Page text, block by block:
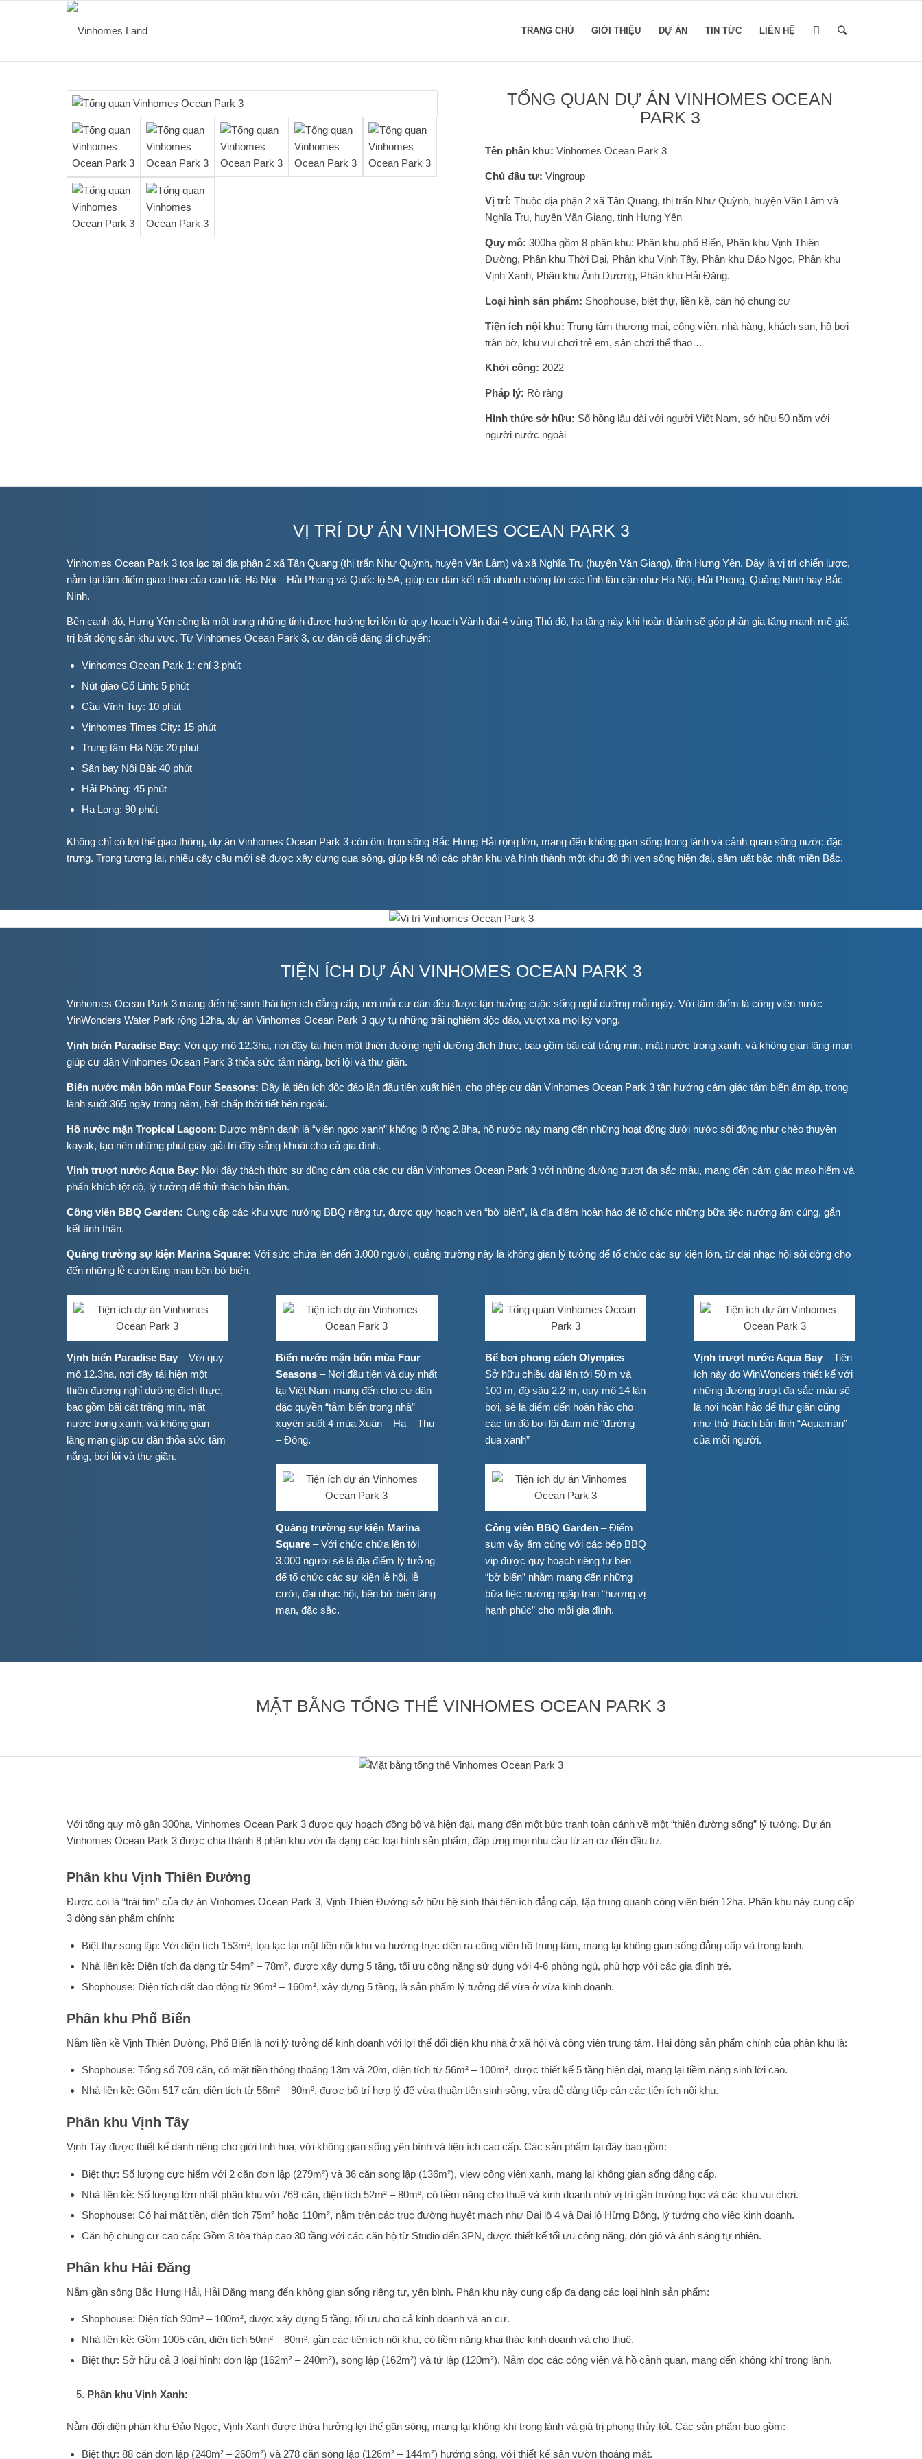
TRANG CHỦ GIỚI THIỆU DỰ ÁN TIN TỨC LIÊN HỆ
TỔNG QUAN DỰ ÁN VINHOMES OCEAN
PARK 3
Tên phân khu: Vinhomes Ocean Park 3
Chủ đầu tư: Vingroup
Vị trí: Thuộc địa phận 2 xã Tân Quang, thị trấn Như Quỳnh, huyện Văn Lâm và
Nghĩa Trụ, huyện Văn Giang, tỉnh Hưng Yên
Quy mô: 300ha gồm 8 phân khu: Phân khu phố Biển, Phân khu Vịnh Thiên
Đường, Phân khu Thời Đại, Phân khu Vịnh Tây, Phân khu Đảo Ngọc, Phân khu
Vịnh Xanh, Phân khu Ánh Dương, Phân khu Hải Đăng.
Loại hình sản phẩm: Shophouse, biệt thự, liền kề, căn hộ chung cư
Tiện ích nội khu: Trung tâm thương mại, công viên, nhà hàng, khách sạn, hồ bơi
tràn bờ, khu vui chơi trẻ em, sân chơi thể thao…
Khởi công: 2022
Pháp lý: Rõ ràng
Hình thức sở hữu: Sổ hồng lâu dài với người Việt Nam, sở hữu 50 năm với
người nước ngoài
VỊ TRÍ DỰ ÁN VINHOMES OCEAN PARK 3
Vinhomes Ocean Park 3 tọa lạc tại địa phận 2 xã Tân Quang (thị trấn Như Quỳnh, huyện Văn Lâm) và xã Nghĩa Trụ (huyện Văn Giang), tỉnh Hưng Yên. Đây là vị trí chiến lược,
nằm tại tâm điểm giao thoa của cao tốc Hà Nội – Hải Phòng và Quốc lộ 5A, giúp cư dân kết nối nhanh chóng tới các tỉnh lân cận như Hà Nội, Hải Phòng, Quảng Ninh hay Bắc
Ninh.
Bên cạnh đó, Hưng Yên cũng là một trong những tỉnh được hưởng lợi lớn từ quy hoạch Vành đai 4 vùng Thủ đô, hạ tầng này khi hoàn thành sẽ góp phần gia tăng mạnh mẽ giá
trị bất động sản khu vực. Từ Vinhomes Ocean Park 3, cư dân dễ dàng di chuyển:
Vinhomes Ocean Park 1: chỉ 3 phút
Nút giao Cổ Linh: 5 phút
Cầu Vĩnh Tuy: 10 phút
Vinhomes Times City: 15 phút
Trung tâm Hà Nội: 20 phút
Sân bay Nội Bài: 40 phút
Hải Phòng: 45 phút
Hạ Long: 90 phút
Không chỉ có lợi thế giao thông, dự án Vinhomes Ocean Park 3 còn ôm trọn sông Bắc Hưng Hải rộng lớn, mang đến không gian sống trong lành và cảnh quan sông nước đặc
trưng. Trong tương lai, nhiều cây cầu mới sẽ được xây dựng qua sông, giúp kết nối các phân khu và hình thành một khu đô thị ven sông hiện đại, sầm uất bậc nhất miền Bắc.
TIỆN ÍCH DỰ ÁN VINHOMES OCEAN PARK 3
Vinhomes Ocean Park 3 mang đến hệ sinh thái tiện ích đẳng cấp, nơi mỗi cư dân đều được tận hưởng cuộc sống nghỉ dưỡng mỗi ngày. Với tâm điểm là công viên nước
VinWonders Water Park rộng 12ha, dự án Vinhomes Ocean Park 3 quy tụ những trải nghiệm độc đáo, vượt xa mọi kỳ vọng.
Vịnh biển Paradise Bay: Với quy mô 12.3ha, nơi đây tái hiện một thiên đường nghỉ dưỡng đích thực, bao gồm bãi cát trắng mịn, mặt nước trong xanh, và không gian lãng mạn
giúp cư dân Vinhomes Ocean Park 3 thỏa sức tắm nắng, bơi lội và thư giãn.
Biển nước mặn bốn mùa Four Seasons: Đây là tiện ích độc đáo lần đầu tiên xuất hiện, cho phép cư dân Vinhomes Ocean Park 3 tận hưởng cảm giác tắm biển ấm áp, trong
lành suốt 365 ngày trong năm, bất chấp thời tiết bên ngoài.
Hồ nước mặn Tropical Lagoon: Được mệnh danh là “viên ngọc xanh” khổng lồ rộng 2.8ha, hồ nước này mang đến những hoạt động dưới nước sôi động như chèo thuyền
kayak, tạo nên những phút giây giải trí đầy sảng khoái cho cả gia đình.
Vịnh trượt nước Aqua Bay: Nơi đây thách thức sự dũng cảm của các cư dân Vinhomes Ocean Park 3 với những đường trượt đa sắc màu, mang đến cảm giác mạo hiểm và
phấn khích tột độ, lý tưởng để thử thách bản thân.
Công viên BBQ Garden: Cung cấp các khu vực nướng BBQ riêng tư, được quy hoạch ven “bờ biển”, là địa điểm hoàn hảo để tổ chức những bữa tiệc nướng ấm cúng, gắn
kết tình thân.
Quảng trường sự kiện Marina Square: Với sức chứa lên đến 3.000 người, quảng trường này là không gian lý tưởng để tổ chức các sự kiện lớn, từ đại nhạc hội sôi động cho
đến những lễ cưới lãng mạn bên bờ biển.
Vịnh biển Paradise Bay – Với quy
mô 12.3ha, nơi đây tái hiện một
thiên đường nghỉ dưỡng đích thực,
bao gồm bãi cát trắng mịn, mặt
nước trong xanh, và không gian
lãng mạn giúp cư dân thỏa sức tắm
nắng, bơi lội và thư giãn.
Biển nước mặn bốn mùa Four
Seasons– Nơi đầu tiên và duy nhất
tại Việt Nam mang đến cho cư dân
đặc quyền “tắm biển trong nhà”
xuyên suốt 4 mùa Xuân – Hạ – Thu
– Đông.
Bể bơi phong cách Olympics–
Sở hữu chiều dài lên tới 50 m và
100 m, độ sâu 2.2 m, quy mô 14 làn
bơi, sẽ là điểm đến hoàn hảo cho
các tín đồ bơi lội đam mê “đường
đua xanh”
Vịnh trượt nước Aqua Bay – Tiện
ích này do WinWonders thiết kế với
những đường trượt đa sắc màu sẽ
là nơi hoàn hảo để thư giãn cũng
như thử thách bản lĩnh “Aquaman”
của mỗi người.
Quảng trường sự kiện Marina
Square– Với chức chứa lên tới
3.000 người sẽ là địa điểm lý tưởng
để tổ chức các sự kiện lễ hội, lễ
cưới, đại nhạc hội, bên bờ biển lãng
mạn, đặc sắc.
Công viên BBQ Garden– Điểm
sum vầy ấm cúng với các bếp BBQ
vip được quy hoạch riêng tư bên
“bờ biển” nhằm mang đến những
bữa tiệc nướng ngập tràn “hương vị
hạnh phúc” cho mỗi gia đình.
MẶT BẰNG TỔNG THỂ VINHOMES OCEAN PARK 3
Với tổng quy mô gần 300ha, Vinhomes Ocean Park 3 được quy hoạch đồng bộ và hiện đại, mang đến một bức tranh toàn cảnh về một “thiên đường sống” lý tưởng. Dự án
Vinhomes Ocean Park 3 được chia thành 8 phân khu với đa dạng các loại hình sản phẩm, đáp ứng mọi nhu cầu từ an cư đến đầu tư.
Phân khu Vịnh Thiên Đường
Được coi là “trái tim” của dự án Vinhomes Ocean Park 3, Vịnh Thiên Đường sở hữu hệ sinh thái tiện ích đẳng cấp, tập trung quanh công viên biển 12ha. Phân khu này cung cấp
3 dòng sản phẩm chính:
Biệt thự song lập: Với diện tích 153m², tọa lạc tại mặt tiền nội khu và hướng trực diện ra công viên hồ trung tâm, mang lại không gian sống đẳng cấp và trong lành.
Nhà liền kề: Diện tích đa dạng từ 54m² – 78m², được xây dựng 5 tầng, tối ưu công năng sử dụng với 4-6 phòng ngủ, phù hợp với các gia đình trẻ.
Shophouse: Diện tích đất dao động từ 96m² – 160m², xây dựng 5 tầng, là sản phẩm lý tưởng để vừa ở vừa kinh doanh.
Phân khu Phố Biển
Nằm liền kề Vịnh Thiên Đường, Phố Biển là nơi lý tưởng để kinh doanh với lợi thế đối diện khu nhà ở xã hội và công viên trung tâm. Hai dòng sản phẩm chính của phân khu là:
Shophouse: Tổng số 709 căn, có mặt tiền thông thoáng 13m và 20m, diện tích từ 56m² – 100m², được thiết kế 5 tầng hiện đại, mang lại tiềm năng sinh lời cao.
Nhà liền kề: Gồm 517 căn, diện tích từ 56m² – 90m², được bố trí hợp lý để vừa thuận tiện sinh sống, vừa dễ dàng tiếp cận các tiện ích nội khu.
Phân khu Vịnh Tây
Vịnh Tây được thiết kế dành riêng cho giới tinh hoa, với không gian sống yên bình và tiện ích cao cấp. Các sản phẩm tại đây bao gồm:
Biệt thự: Số lượng cực hiếm với 2 căn đơn lập (279m²) và 36 căn song lập (136m²), view công viên xanh, mang lại không gian sống đẳng cấp.
Nhà liền kề: Số lượng lớn nhất phân khu với 769 căn, diện tích 52m² – 80m², có tiềm năng cho thuê và kinh doanh nhờ vị trí gần trường học và các khu vui chơi.
Shophouse: Có hai mặt tiền, diện tích 75m² hoặc 110m², nằm trên các trục đường huyết mạch như Đại lộ 4 và Đại lộ Hừng Đông, lý tưởng cho việc kinh doanh.
Căn hộ chung cư cao cấp: Gồm 3 tòa tháp cao 30 tầng với các căn hộ từ Studio đến 3PN, được thiết kế tối ưu công năng, đón gió và ánh sáng tự nhiên.
Phân khu Hải Đăng
Nằm gần sông Bắc Hưng Hải, Hải Đăng mang đến không gian sống riêng tư, yên bình. Phân khu này cung cấp đa dạng các loại hình sản phẩm:
Shophouse: Diện tích 90m² – 100m², được xây dựng 5 tầng, tối ưu cho cả kinh doanh và an cư.
Nhà liền kề: Gồm 1005 căn, diện tích 50m² – 80m², gần các tiện ích nội khu, có tiềm năng khai thác kinh doanh và cho thuê.
Biệt thự: Sở hữu cả 3 loại hình: đơn lập (162m² – 240m²), song lập (162m²) và tứ lập (120m²). Nằm dọc các công viên và hồ cảnh quan, mang đến không khí trong lành.
Phân khu Vịnh Xanh:
Nằm đối diện phân khu Đảo Ngọc, Vịnh Xanh được thừa hưởng lợi thế gần sông, mang lại không khí trong lành và giá trị phong thủy tốt. Các sản phẩm bao gồm:
Biệt thự: 88 căn đơn lập (240m² – 260m²) và 278 căn song lập (126m² – 144m²) hướng sông, với thiết kế sân vườn thoáng mát.